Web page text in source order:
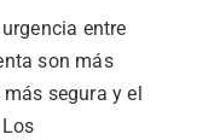
entre
son más
segura y el